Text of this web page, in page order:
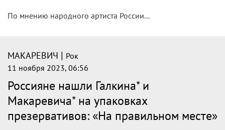
По мнению народного артиста России...
МАКАРЕВИЧ | Рок
11 ноября 2023, 06:56
Россияне нашли Галкина* и
Макаревича* на упаковках
презервативов: «На правильном месте»